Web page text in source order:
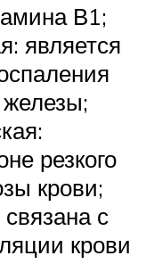
В1;
является
резкого
крови;
с
крови